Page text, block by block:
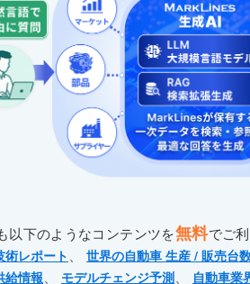
以下のようなコンテンツを無料でご
術レポート 、 世界の自動車 生産 / 販売台
給情報、 モデルチェンジ予測、 自動車業